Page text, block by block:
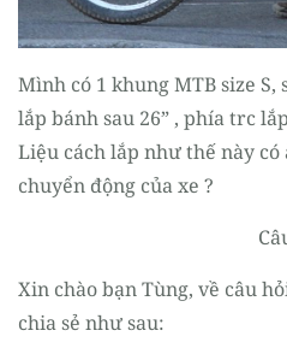
Mình có 1 khung MTB size
lắp bánh sau 26” , phía trc
Liệu cách lắp như thế này
chuyển động của xe ?
Xin chào bạn Tùng, về câu
chia sẻ như sau: